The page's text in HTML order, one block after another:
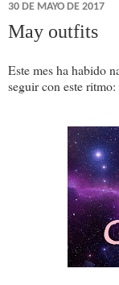
30 DE MAYO DE 2017
May outfits
Este mes ha habido
seguir con este ritmo: